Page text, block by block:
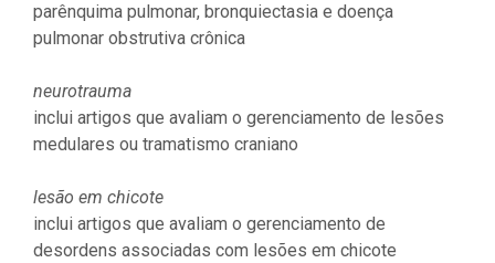
parênquima pulmonar, bronquiectasia e doença
pulmonar obstrutiva crônica
neurotrauma
inclui artigos que avaliam o gerenciamento de lesões
medulares ou tramatismo craniano
lesão em chicote
inclui artigos que avaliam o gerenciamento de
desordens associadas com lesões em chicote